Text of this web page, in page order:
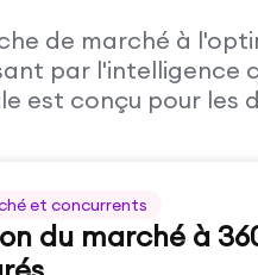
de marché à
par l'intelligence
est conçu pour les
et concurrents
du marché à